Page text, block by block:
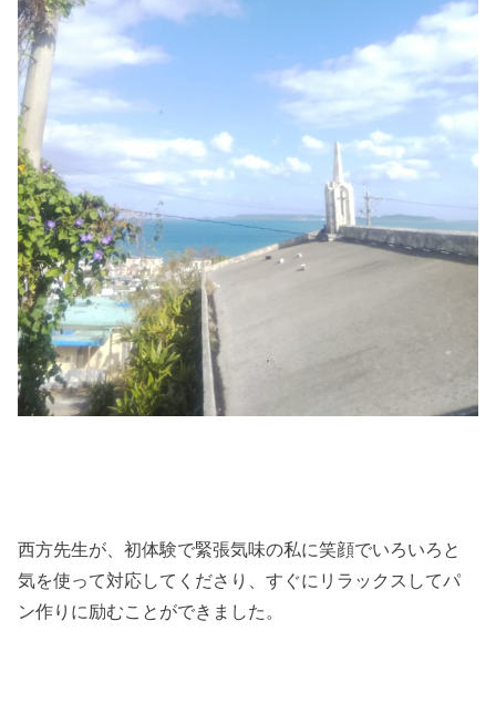
西方先生が、初体験で緊張気味の私に笑顔でいろいろと
気を使って対応してくださり、すぐにリラックスしてパ
ン作りに励むことができました。